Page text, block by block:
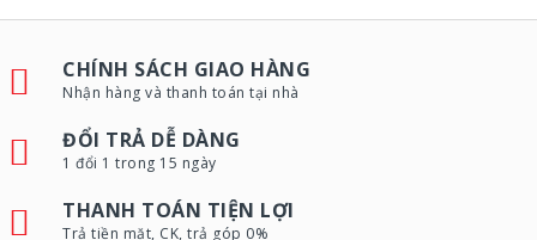
CHÍNH SÁCH GIAO HÀNG
Nhận hàng và thanh toán tại nhà
ĐỔI TRẢ DỄ DÀNG
1 đổi 1 trong 15 ngày
THANH TOÁN TIỆN LỢI
Trả tiền mặt, CK, trả góp 0%